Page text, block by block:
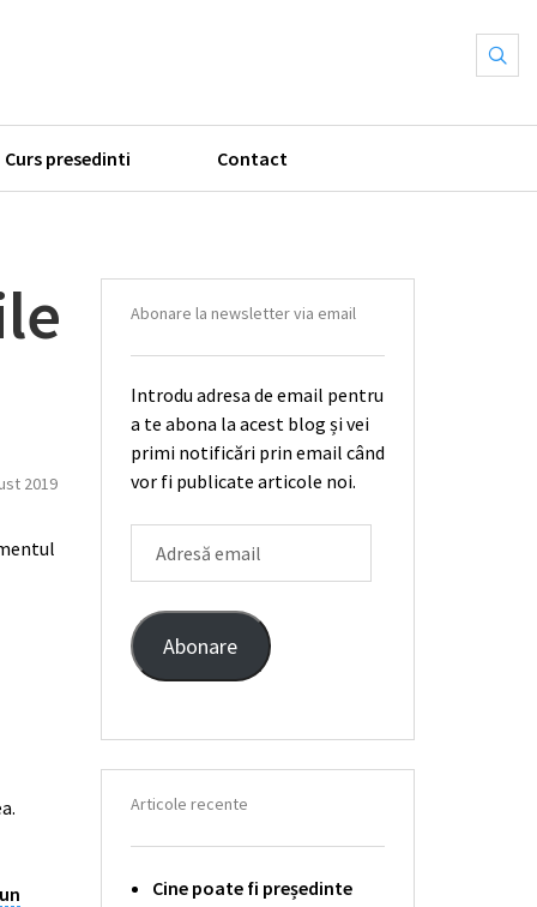
Curs presedinti Contact
2019
un
Abonare la newsletter via email
Introdu adresa de email pentru
a te abona la acest blog și vei
primi notificări prin email când
vor fi publicate articole noi.
EMAIL
Abonare
Articole recente
Cine poate fi președinte